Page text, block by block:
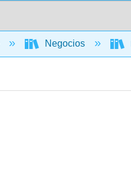
Negocios